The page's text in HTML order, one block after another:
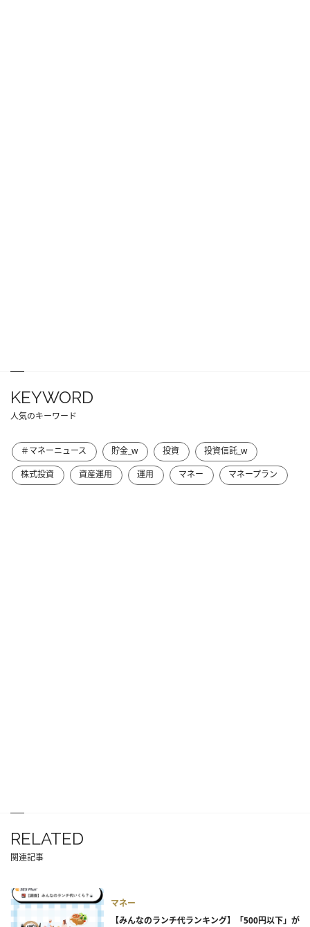
KEYWORD
人気のキーワード
＃マネーニュース 貯金_w 投資
投資信託_w
株式投資
資産運用 運用 マネー マネープラン
RELATED
関連記事
マネー
【みんなのランチ代ランキング】「500円以下」が